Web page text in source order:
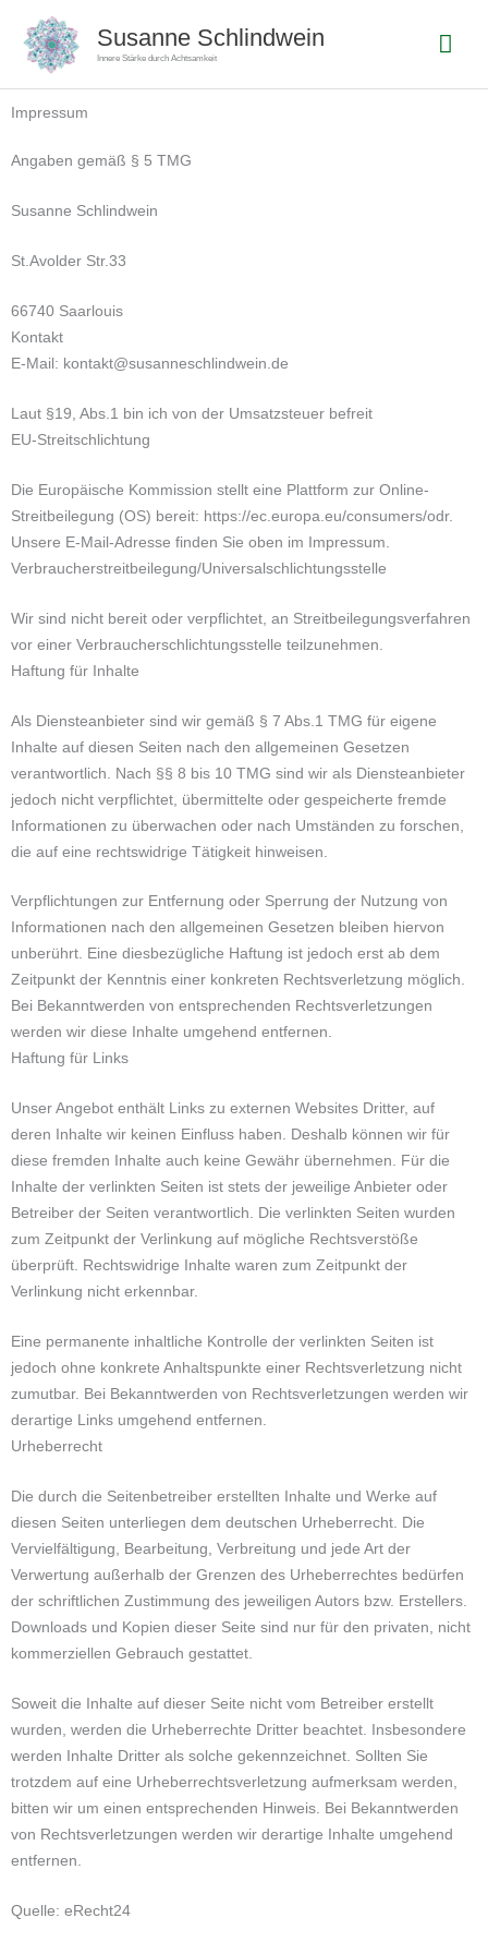
Inhalt
springen
Susanne Schlindwein
Innere Stärke durch Achtsamkeit
Impressum
Angaben gemäß § 5 TMG
Susanne Schlindwein
St.Avolder Str.33
66740 Saarlouis
Kontakt
E-Mail: kontakt@susanneschlindwein.de
Laut §19, Abs.1 bin ich von der Umsatzsteuer befreit
EU-Streitschlichtung
Die Europäische Kommission stellt eine Plattform zur Online-
Streitbeilegung (OS) bereit: https://ec.europa.eu/consumers/odr.
Unsere E-Mail-Adresse finden Sie oben im Impressum.
Verbraucher­streit­beilegung/Universal­schlichtungs­stelle
Wir sind nicht bereit oder verpflichtet, an Streitbeilegungsverfahren
vor einer Verbraucherschlichtungsstelle teilzunehmen.
Haftung für Inhalte
Als Diensteanbieter sind wir gemäß § 7 Abs.1 TMG für eigene
Inhalte auf diesen Seiten nach den allgemeinen Gesetzen
verantwortlich. Nach §§ 8 bis 10 TMG sind wir als Diensteanbieter
jedoch nicht verpflichtet, übermittelte oder gespeicherte fremde
Informationen zu überwachen oder nach Umständen zu forschen,
die auf eine rechtswidrige Tätigkeit hinweisen.
Verpflichtungen zur Entfernung oder Sperrung der Nutzung von
Informationen nach den allgemeinen Gesetzen bleiben hiervon
unberührt. Eine diesbezügliche Haftung ist jedoch erst ab dem
Zeitpunkt der Kenntnis einer konkreten Rechtsverletzung möglich.
Bei Bekanntwerden von entsprechenden Rechtsverletzungen
werden wir diese Inhalte umgehend entfernen.
Haftung für Links
Unser Angebot enthält Links zu externen Websites Dritter, auf
deren Inhalte wir keinen Einfluss haben. Deshalb können wir für
diese fremden Inhalte auch keine Gewähr übernehmen. Für die
Inhalte der verlinkten Seiten ist stets der jeweilige Anbieter oder
Betreiber der Seiten verantwortlich. Die verlinkten Seiten wurden
zum Zeitpunkt der Verlinkung auf mögliche Rechtsverstöße
überprüft. Rechtswidrige Inhalte waren zum Zeitpunkt der
Verlinkung nicht erkennbar.
Eine permanente inhaltliche Kontrolle der verlinkten Seiten ist
jedoch ohne konkrete Anhaltspunkte einer Rechtsverletzung nicht
zumutbar. Bei Bekanntwerden von Rechtsverletzungen werden wir
derartige Links umgehend entfernen.
Urheberrecht
Die durch die Seitenbetreiber erstellten Inhalte und Werke auf
diesen Seiten unterliegen dem deutschen Urheberrecht. Die
Vervielfältigung, Bearbeitung, Verbreitung und jede Art der
Verwertung außerhalb der Grenzen des Urheberrechtes bedürfen
der schriftlichen Zustimmung des jeweiligen Autors bzw. Erstellers.
Downloads und Kopien dieser Seite sind nur für den privaten, nicht
kommerziellen Gebrauch gestattet.
Soweit die Inhalte auf dieser Seite nicht vom Betreiber erstellt
wurden, werden die Urheberrechte Dritter beachtet. Insbesondere
werden Inhalte Dritter als solche gekennzeichnet. Sollten Sie
trotzdem auf eine Urheberrechtsverletzung aufmerksam werden,
bitten wir um einen entsprechenden Hinweis. Bei Bekanntwerden
von Rechtsverletzungen werden wir derartige Inhalte umgehend
entfernen.
Quelle: eRecht24